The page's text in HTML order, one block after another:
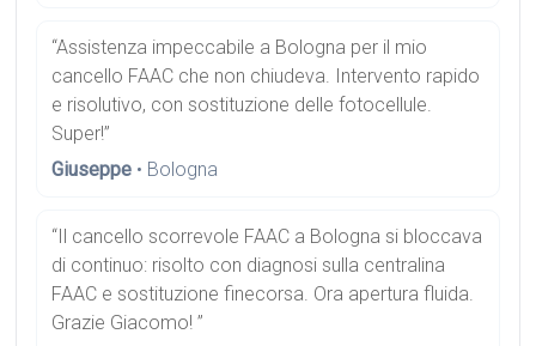
“Assistenza impeccabile a Bologna per il mio
cancello FAAC che non chiudeva. Intervento rapido
e risolutivo, con sostituzione delle fotocellule.
Super!”
Giuseppe • Bologna
“Il cancello scorrevole FAAC a Bologna si bloccava
di continuo: risolto con diagnosi sulla centralina
FAAC e sostituzione finecorsa. Ora apertura fluida.
Grazie Giacomo! ”